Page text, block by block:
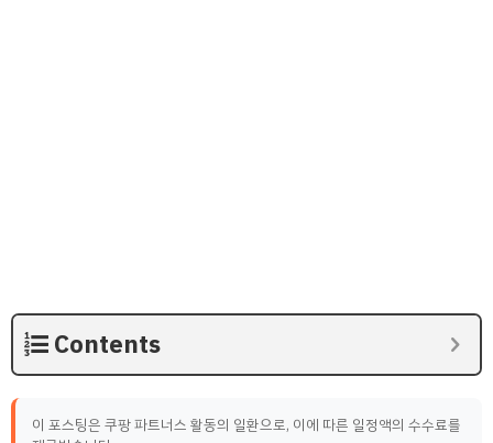
Contents
이 포스팅은 쿠팡 파트너스 활동의 일환으로, 이에 따른 일정액의 수수료를